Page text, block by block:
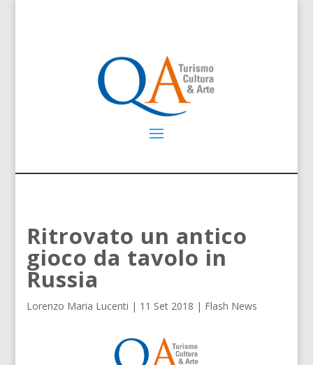
Ritrovato un antico
gioco da tavolo in
Russia
Lorenzo Maria Lucenti | 11 Set 2018 | Flash News